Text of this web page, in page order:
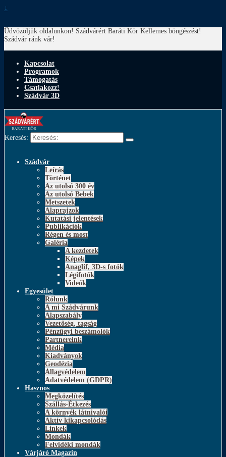
↓
Üdvözöljük oldalunkon! Szádvárért Baráti Kör Kellemes böngészést!
Szádvár ránk vár!
Kapcsolat
Programok
Támogatás
Csatlakozz!
Szádvár 3D
Keresés:
Szádvár
Leírás
Történet
Az utolsó 300 év
Az utolsó Bebek
Metszetek
Alaprajzok
Kutatási jelentések
Publikációk
Régen és most
Galéria
A kezdetek
Képek
Anaglif, 3D-s fotók
Légifotók
Videók
Egyesület
Rólunk
A mi Szádvárunk
Alapszabály
Vezetőség, tagság
Pénzügyi beszámolók
Partnereink
Média
Kiadványok
Geodézia
Állagvédelem
Adatvédelem (GDPR)
Hasznos
Megközelítés
Szállás-Étkezés
A környék látnivalói
Aktív kikapcsolódás
Linkek
Mondák
Felvidéki mondák
Várjáró Magazin